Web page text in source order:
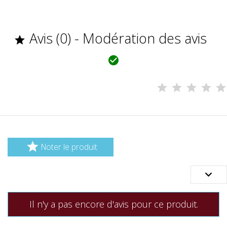
 Avis (0) - Modération des avis

 Noter le produit

Il n'y a pas encore d'avis pour ce produit.